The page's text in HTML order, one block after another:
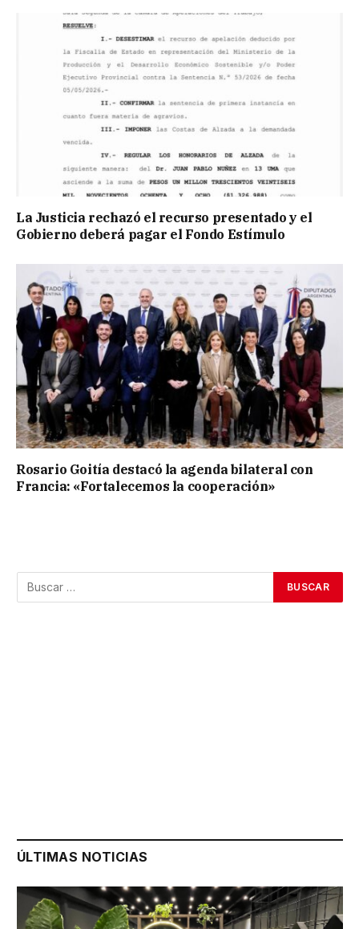
La Justicia rechazó el recurso presentado y el
Gobierno deberá pagar el Fondo Estímulo
Rosario Goitía destacó la agenda bilateral con
Francia: «Fortalecemos la cooperación»
ÚLTIMAS NOTICIAS